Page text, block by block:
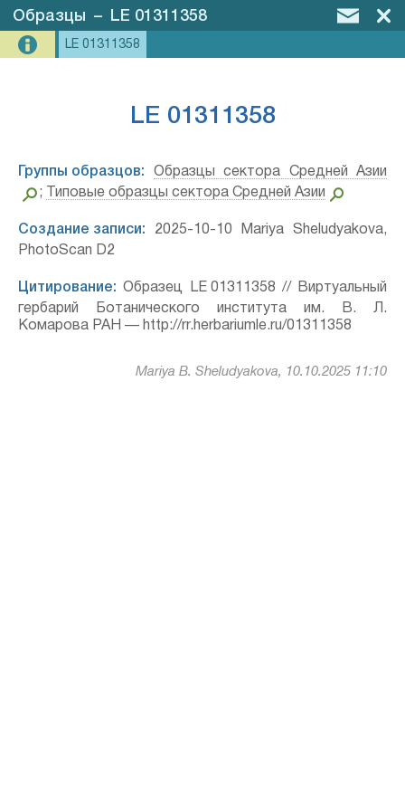
Образцы – LE 01311358
LE 01311358
LE 01311358
Группы образцов:
Образцы сектора Средней Азии
;
Типовые образцы сектора Средней Азии
Создание записи: 2025-10-10 Mariya Sheludyakova,
PhotoScan D2
Цитирование: Образец LE 01311358 // Виртуальный
гербарий Ботанического института им. В. Л.
Комарова РАН — http://rr.herbariumle.ru/01311358
Mariya B. Sheludyakova, 10.10.2025 11:10